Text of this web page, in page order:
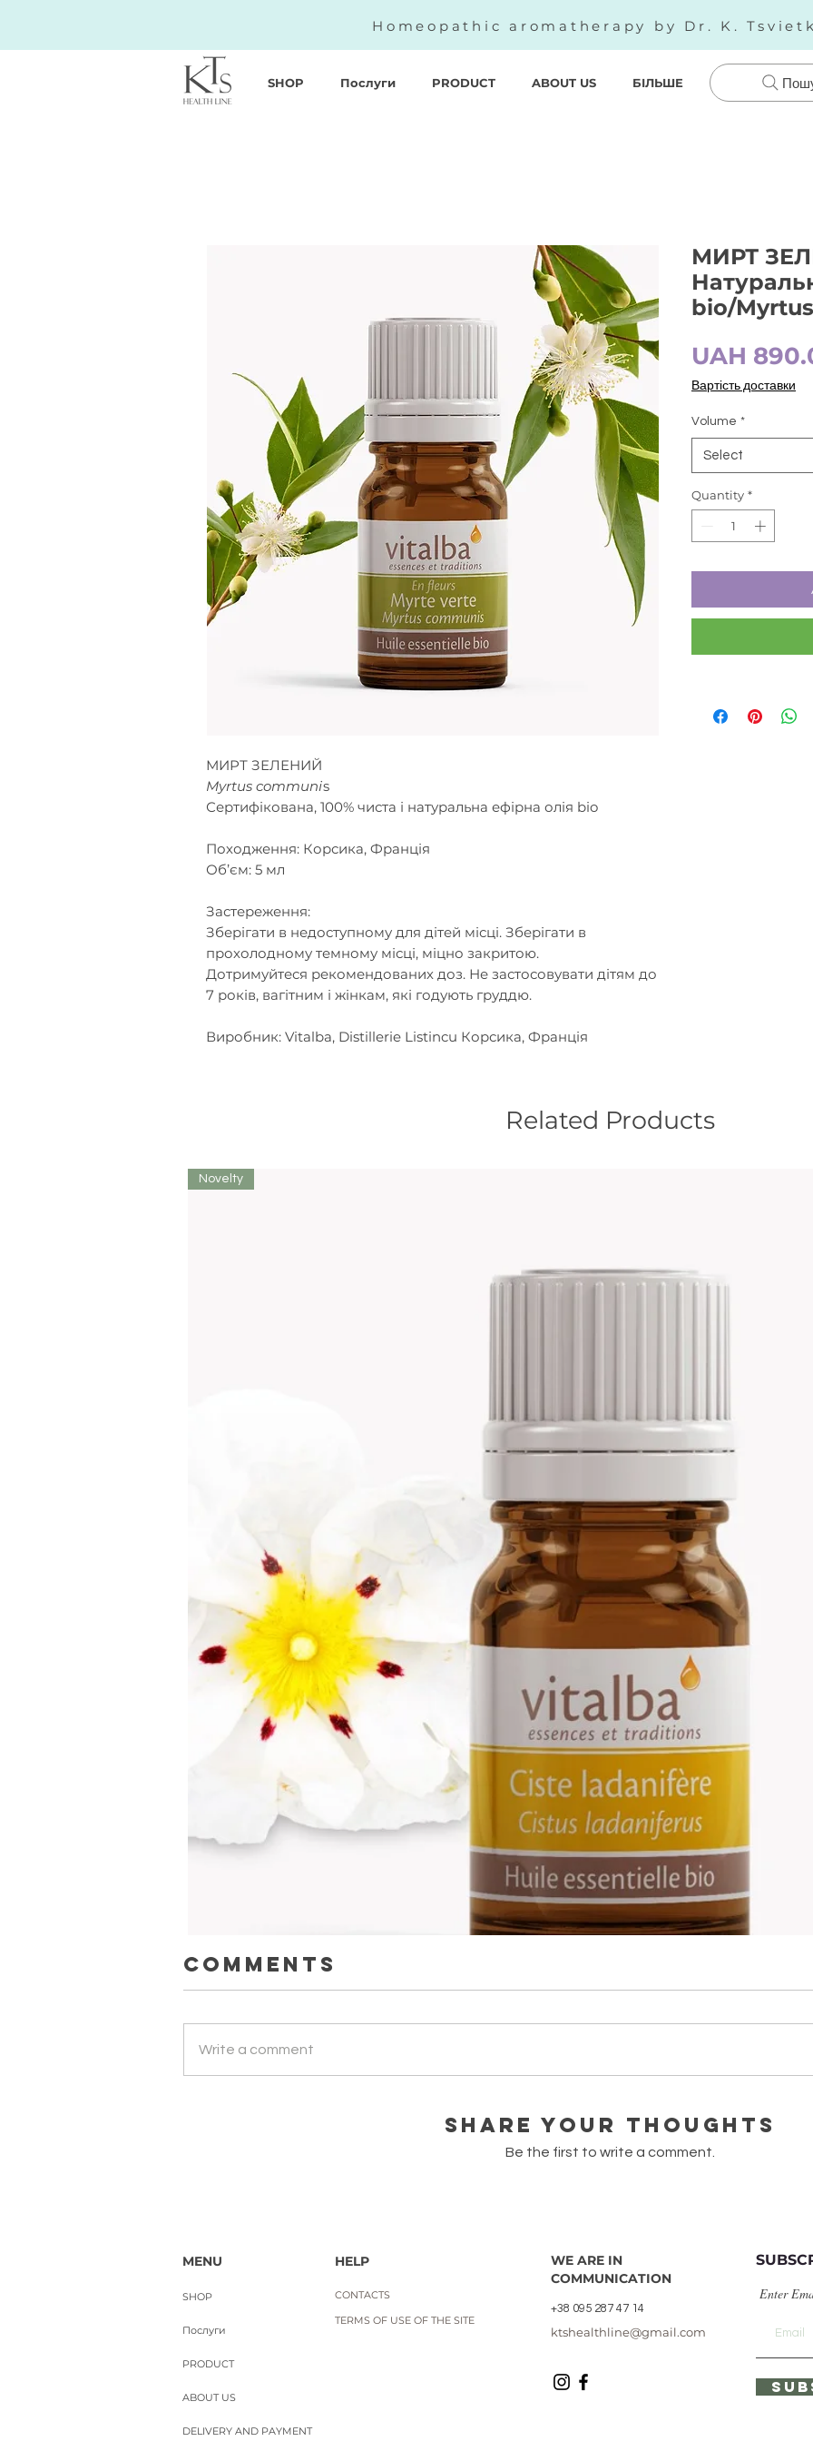
Homeopathic aromatherapy by Dr. K.
SHOP Послуги PRODUCT ABOUT US БІЛЬШЕ
МИРТ ЗЕЛЕНИЙ
Myrtus communis
Сертифікована, 100% чиста і натуральна ефірна олія bio
Походження: Корсика, Франція
Об’єм: 5 мл
Застереження:
Зберігати в недоступному для дітей місці. Зберігати в
прохолодному темному місці, міцно закритою.
Дотримуйтеся рекомендованих доз. Не застосовувати дітям до
7 років, вагітним і жінкам, які годують груддю.
Виробник: Vitalba, Distillerie Listincu Корсика, Франція
МИРТ
bio/
UAH
Вартість доставки
Volume *
Select
Quantity *
Related Products
Novelty
Comments
Write a comment
Share Your Thoughts
Be the first to write a comment.
MENU
SHOP
Послуги
PRODUCT
ABOUT US
DELIVERY AND PAYMENT
HELP
CONTACTS
TERMS OF USE OF THE SITE
WE ARE IN
COMMUNICATION
+38 095 287 47 14
ktshealthline@gmail.com
Enter